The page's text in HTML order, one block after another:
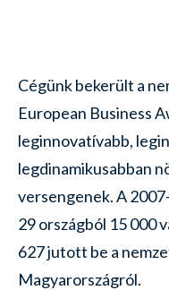
Cégünk bekerült a
European Business
leginnovatívabb,
legdinamikusabban
versengenek. A
29 országból 15 000
627 jutott be a
Magyarországról.